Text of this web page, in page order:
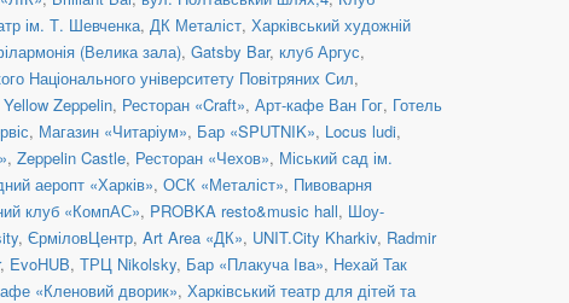
ім. Т. Шевченка, ДК Металіст, Харківський художній
(Велика зала), Gatsby Bar, клуб Аргус,
Національного університету Повітряних Сил,
Zeppelin, Ресторан «Craft», Арт-кафе Ван Гог, Готель
, Магазин «Читаріум», Бар «SPUTNIK», Locus ludi,
, Zeppelin Castle, Ресторан «Чехов», Міський сад ім.
аеропт «Харків», ОСК «Металіст», Пивоварня
клуб «КомпАС», PROBKA resto&music hall, Шоу-
, ЄрміловЦентр, Art Area «ДК», UNIT.City Kharkiv, Radmir
, EvoHUB, ТРЦ Nikolsky, Бар «Плакуча Іва», Нехай Так
«Кленовий дворик», Харківський театр для дітей та